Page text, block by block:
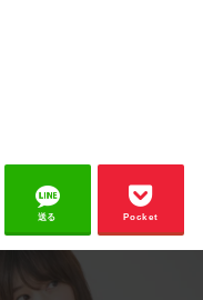
送る Pocket